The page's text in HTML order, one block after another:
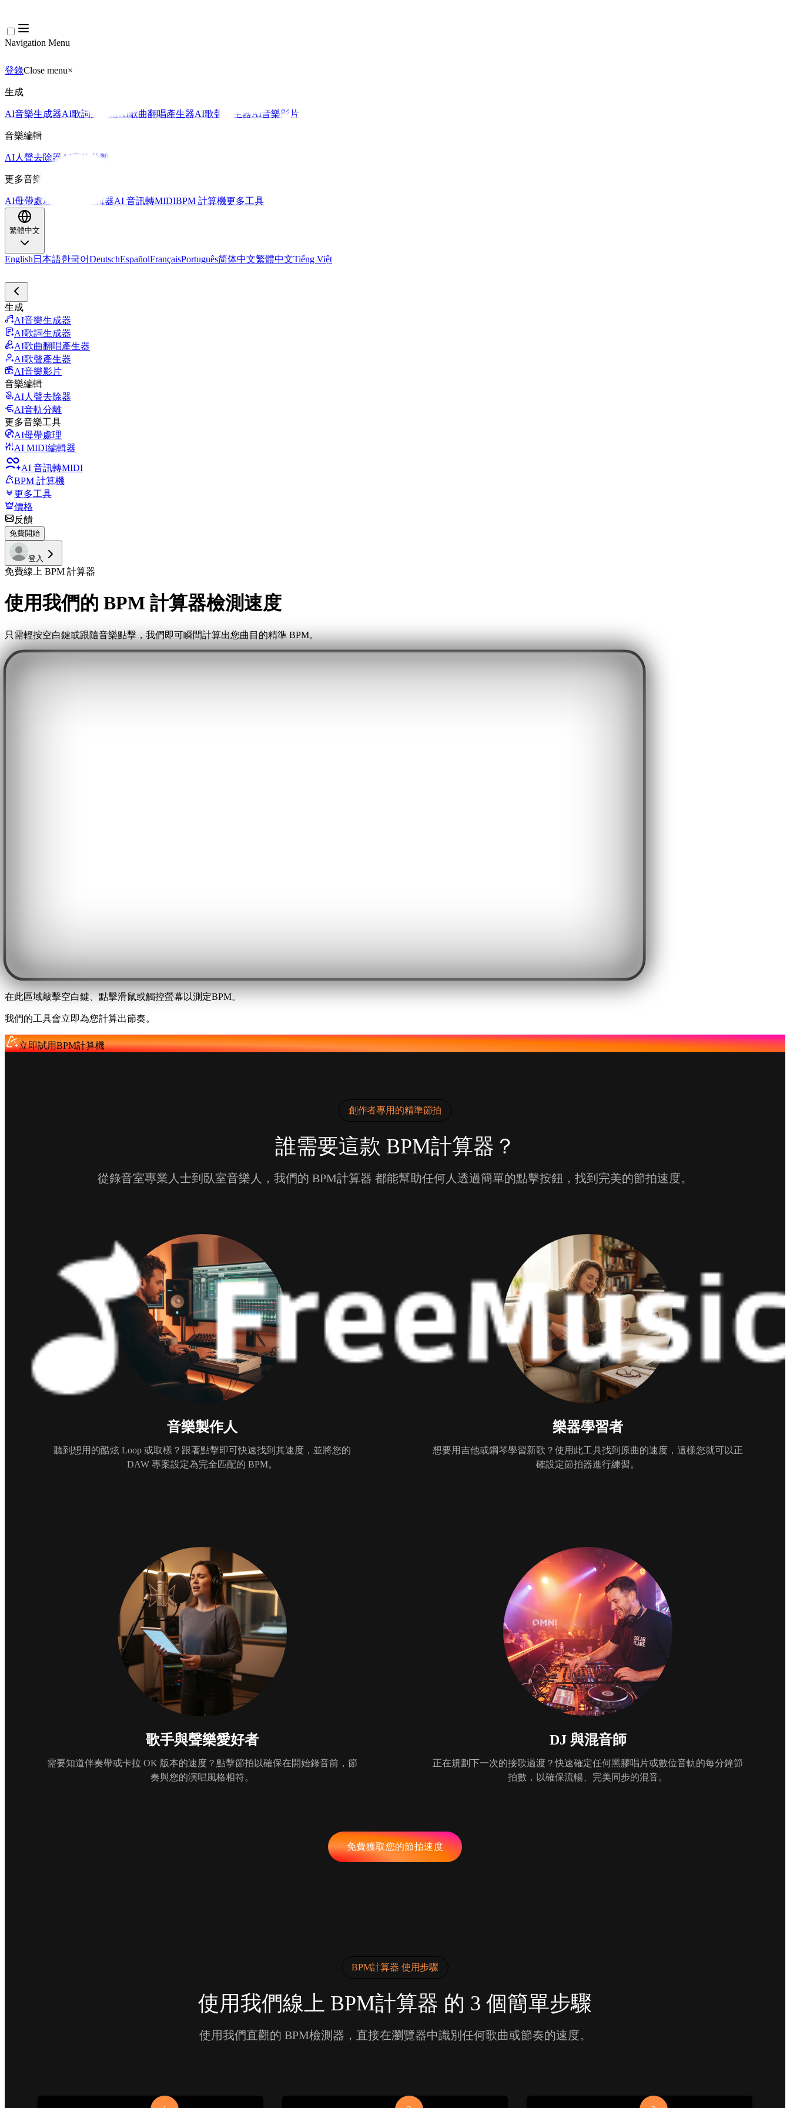
Navigation Menu
登錄Close menu×
生成
AI音樂生成器AI歌詞生成器 AI歌曲翻唱產生器AI歌聲產生器AI音樂影片
音樂編輯
AI人聲去除器 AI音軌分離
更多音樂工具
AI母帶處理 AI MIDI編輯器AI 音訊轉MIDIBPM 計算機更多工具
繁體中文
English 日本語한국어DeutschEspañolFrançaisPortuguês简体中文繁體中文Tiếng Việt
生成
AI音樂生成器
AI歌詞生成器
AI歌曲翻唱產生器
AI歌聲產生器
AI音樂影片
音樂編輯
AI人聲去除器
AI音軌分離
更多音樂工具
AI母帶處理
AI MIDI編輯器
AI 音訊轉MIDI
BPM 計算機
更多工具
價格
反饋
免費開始
登入
免費線上 BPM 計算器
使用我們的 BPM 計算器檢測速度
只需輕按空白鍵或跟隨音樂點擊，我們即可瞬間計算出您曲目的精準 BPM。
在此區域敲擊空白鍵、點擊滑鼠或觸控螢幕以測定BPM。
我們的工具會立即為您計算出節奏。
立即試用BPM計算機
創作者專用的精準節拍
誰需要這款 BPM計算器？
從錄音室專業人士到臥室音樂人，我們的 BPM計算器 都能幫助任何人透過簡單的點擊按鈕，找到完美的節拍速度。
音樂製作人
聽到想用的酷炫 Loop 或取樣？跟著點擊即可快速找到其速度，並將您的
DAW 專案設定為完全匹配的 BPM。
樂器學習者
想要用吉他或鋼琴學習新歌？使用此工具找到原曲的速度，這樣您就可以正
確設定節拍器進行練習。
歌手與聲樂愛好者
需要知道伴奏帶或卡拉 OK 版本的速度？點擊節拍以確保在開始錄音前，節
奏與您的演唱風格相符。
DJ 與混音師
正在規劃下一次的接歌過渡？快速確定任何黑膠唱片或數位音軌的每分鐘節
拍數，以確保流暢、完美同步的混音。
免費獲取您的節拍速度
BPM計算器 使用步驟
使用我們線上 BPM計算器 的 3 個簡單步驟
使用我們直觀的 BPM檢測器，直接在瀏覽器中識別任何歌曲或節奏的速度。